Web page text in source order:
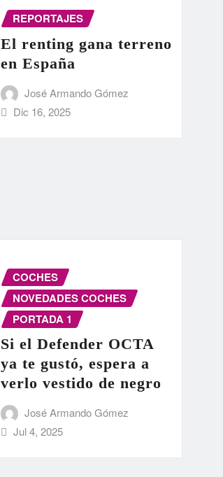
REPORTAJES
El renting gana terreno
en España
José Armando Gómez
Dic 16, 2025
COCHES
NOVEDADES COCHES
PORTADA 1
Si el Defender OCTA
ya te gustó, espera a
verlo vestido de negro
José Armando Gómez
Jul 4, 2025